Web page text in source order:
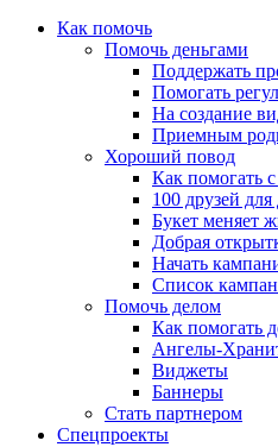
Как помочь
Помочь деньгами
Поддержать
Помогать
На создание
Приемным
Хороший повод
Как помогать
100 друзей для
Букет меняет
Добрая
Начать
Список
Помочь делом
Как помогать
Ангелы-
Виджеты
Баннеры
Стать партнером
Спецпроекты